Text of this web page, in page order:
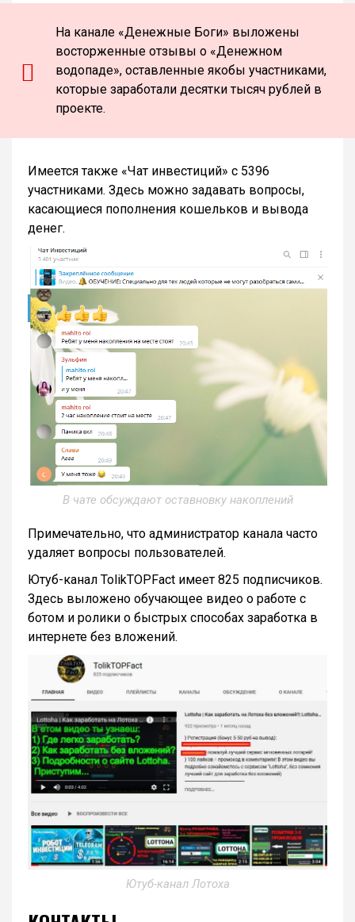
На канале «Денежные Боги» выложены
восторженные отзывы о «Денежном
водопаде», оставленные якобы участниками,
которые заработали десятки тысяч рублей в
проекте.
Имеется также «Чат инвестиций» с 5396
участниками. Здесь можно задавать вопросы,
касающиеся пополнения кошельков и вывода
денег.
В чате обсуждают оставновку накоплений
Примечательно, что администратор канала часто
удаляет вопросы пользователей.
Ютуб-канал TolikTOPFact имеет 825 подписчиков.
Здесь выложено обучающее видео о работе с
ботом и ролики о быстрых способах заработка в
интернете без вложений.
Ютуб-канал Лотоха